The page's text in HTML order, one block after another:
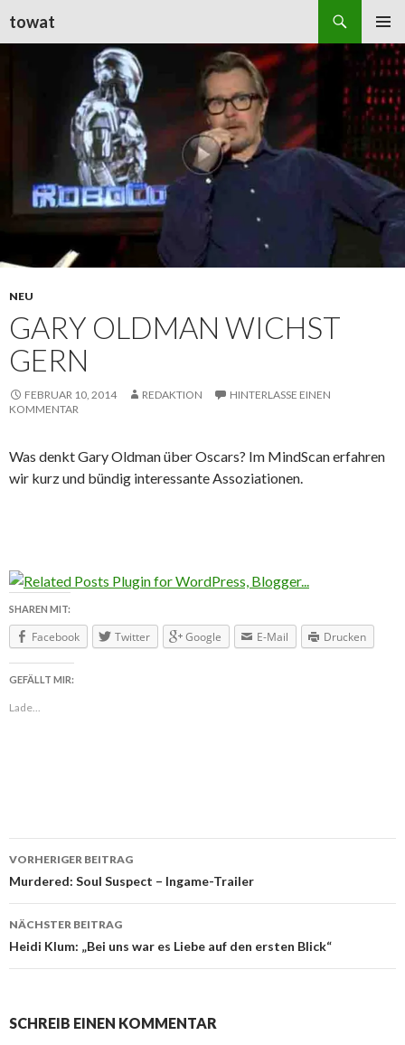
towat
MENÜ
NEU
GARY OLDMAN WICHST
GERN
FEBRUAR 10, 2014 REDAKTION
HINTERLASSE EINEN
KOMMENTAR
Was denkt Gary Oldman über Oscars? Im MindScan erfahren
wir kurz und bündig interessante Assoziationen.
SHAREN MIT:
Facebook Twitter Google E-Mail Drucken
GEFÄLLT MIR:
Lade...
Beitragsnavigation
VORHERIGER BEITRAG
Murdered: Soul Suspect – Ingame-Trailer
NÄCHSTER BEITRAG
Heidi Klum: „Bei uns war es Liebe auf den ersten Blick“
SCHREIB EINEN KOMMENTAR